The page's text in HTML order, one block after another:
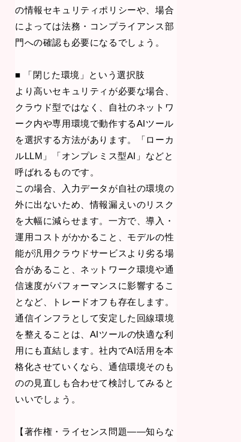
の情報セキュリティポリシーや、場合
によっては法務・コンプライアンス部
門への確認も必要になるでしょう。
■ 「閉じた環境」という選択肢
より高いセキュリティが必要な場合、
クラウド型ではなく、自社のネットワ
ーク内や専用環境で動作するAIツール
を選択する方法があります。「ローカ
ルLLM」「オンプレミス型AI」などと
呼ばれるものです。
この場合、入力データが自社の環境の
外に出ないため、情報漏えいのリスク
を大幅に減らせます。一方で、導入・
運用コストがかかること、モデルの性
能が汎用クラウドサービスより劣る場
合があること、ネットワーク環境や通
信速度がパフォーマンスに影響するこ
となど、トレードオフも存在します。
通信インフラとして安定した回線環境
を整えることは、AIツールの快適な利
用にも直結します。社内でAI活用を本
格化させていくなら、通信環境そのも
のの見直しも合わせて検討してみると
いいでしょう。
【著作権・ライセンス問題——知らな